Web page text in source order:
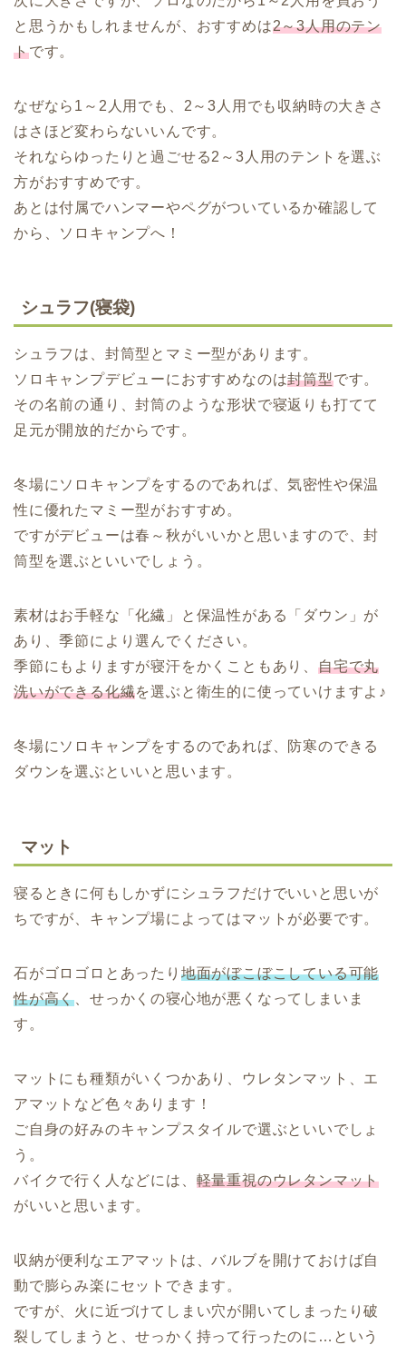
と思うかもしれませんが、おすすめは2～3人用のテン
トです。
なぜなら1～2人用でも、2～3人用でも収納時の大きさ
はさほど変わらないいんです。
それならゆったりと過ごせる2～3人用のテントを選ぶ
方がおすすめです。
あとは付属でハンマーやペグがついているか確認して
から、ソロキャンプへ！
シュラフ(寝袋)
シュラフは、封筒型とマミー型があります。
ソロキャンプデビューにおすすめなのは封筒型です。
その名前の通り、封筒のような形状で寝返りも打てて
足元が開放的だからです。
冬場にソロキャンプをするのであれば、気密性や保温
性に優れたマミー型がおすすめ。
ですがデビューは春～秋がいいかと思いますので、封
筒型を選ぶといいでしょう。
素材はお手軽な「化繊」と保温性がある「ダウン」が
あり、季節により選んでください。
季節にもよりますが寝汗をかくこともあり、自宅で丸
洗いができる化繊を選ぶと衛生的に使っていけますよ♪
冬場にソロキャンプをするのであれば、防寒のできる
ダウンを選ぶといいと思います。
マット
寝るときに何もしかずにシュラフだけでいいと思いが
ちですが、キャンプ場によってはマットが必要です。
石がゴロゴロとあったり 地面がぼこぼこしている可能
性が高く 、せっかくの寝心地が悪くなってしまいま
す。
マットにも種類がいくつかあり、ウレタンマット、エ
アマットなど色々あります！
ご自身の好みのキャンプスタイルで選ぶといいでしょ
う。
バイクで行く人などには、 軽量重視のウレタンマット
がいいと思います。
収納が便利なエアマットは、バルブを開けておけば自
動で膨らみ楽にセットできます。
ですが、火に近づけてしまい穴が開いてしまったり破
裂してしまうと、せっかく持って行ったのに…という